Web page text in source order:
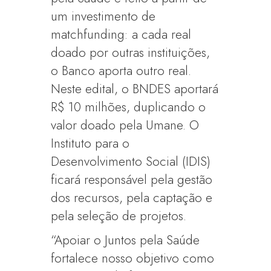
um investimento de
matchfunding: a cada real
doado por outras instituições,
o Banco aporta outro real.
Neste edital, o BNDES aportará
R$ 10 milhões, duplicando o
valor doado pela Umane. O
Instituto para o
Desenvolvimento Social (IDIS)
ficará responsável pela gestão
dos recursos, pela captação e
pela seleção de projetos.
“Apoiar o Juntos pela Saúde
fortalece nosso objetivo como